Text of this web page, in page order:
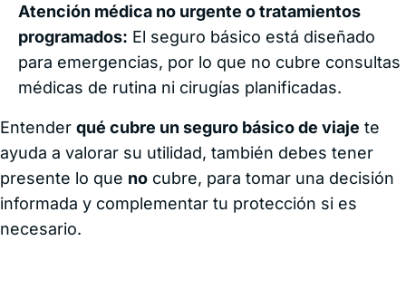
Atención médica no urgente o tratamientos
programados: El seguro básico está diseñado
para emergencias, por lo que no cubre consultas
médicas de rutina ni cirugías planificadas.
Entender qué cubre un seguro básico de viaje te
ayuda a valorar su utilidad, también debes tener
presente lo que no cubre, para tomar una decisión
informada y complementar tu protección si es
necesario.